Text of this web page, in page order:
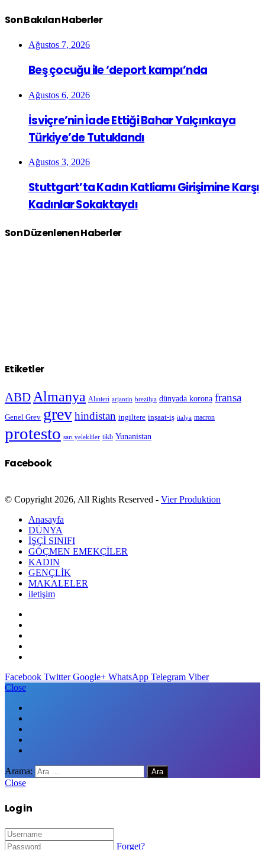
Son Bakılan Haberler
Ağustos 7, 2026
Beş çocuğu ile ‘deport kampı’nda
Ağustos 6, 2026
İsviçre’nin İade Ettiği Bahar Yalçınkaya
Türkiye’de Tutuklandı
Ağustos 3, 2026
Stuttgart’ta Kadın Katliamı Girişimine Karşı
Kadınlar Sokaktaydı
Son Düzenlenen Haberler
Etiketler
ABD Almanya Alınteri arjantin brezilya dünyada korona fransa
Genel Grev grevhindistan ingiltere inşaat-iş italya macron
protesto sarı yelekliler tikb Yunanistan
Facebook
© Copyright 2026, All Rights Reserved - Vier Produktion
Anasayfa
DÜNYA
İŞÇİ SINIFI
GÖÇMEN EMEKÇİLER
KADIN
GENÇLİK
MAKALELER
iletişim
Facebook Twitter Google+ WhatsApp Telegram Viber
Close
Arama:
Close
Log in
Forget?